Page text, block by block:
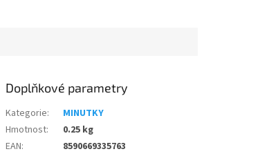
Doplňkové parametry
Kategorie:
MINUTKY
Hmotnost:
0.25 kg
EAN: 8590669335763